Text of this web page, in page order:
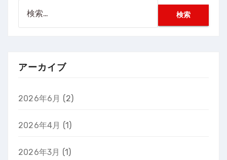
アーカイブ
2026年6月 (2)
2026年4月 (1)
2026年3月 (1)